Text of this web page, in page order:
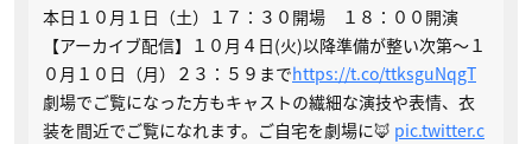
本日１０月１日（土）１７：３０開場 １８：００開演
【アーカイブ配信】１０月４日(火)以降準備が整い次第～１
０月１０日（月）２３：５９までhttps://t.co/ttksguNqgT
劇場でご覧になった方もキャストの繊細な演技や表情、衣
装を間近でご覧になれます。ご自宅を劇場に🦊 pic.twitter.c